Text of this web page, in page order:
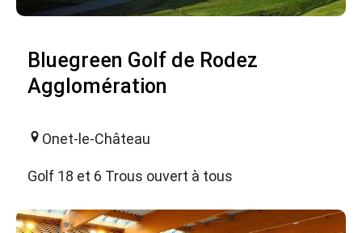
Bluegreen Golf de Rodez
Agglomération
Onet-le-Château
Golf 18 et 6 Trous ouvert à tous